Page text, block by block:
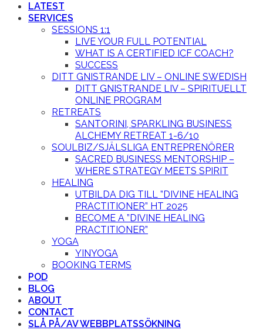
LATEST
SERVICES
SESSIONS 1:1
LIVE YOUR FULL POTENTIAL
WHAT IS A CERTIFIED ICF COACH?
SUCCESS
DITT GNISTRANDE LIV – ONLINE SWEDISH
DITT GNISTRANDE LIV – SPIRITUELLT
ONLINE PROGRAM
RETREATS
SANTORINI, SPARKLING BUSINESS
ALCHEMY RETREAT 1-6/10
SOULBIZ/SJÄLSLIGA ENTREPRENÖRER
SACRED BUSINESS MENTORSHIP –
WHERE STRATEGY MEETS SPIRIT
HEALING
UTBILDA DIG TILL ”DIVINE HEALING
PRACTITIONER” HT 2025
BECOME A ”DIVINE HEALING
PRACTITIONER”
YOGA
YINYOGA
BOOKING TERMS
POD
BLOG
ABOUT
CONTACT
SLÅ PÅ/AV WEBBPLATSSÖKNING